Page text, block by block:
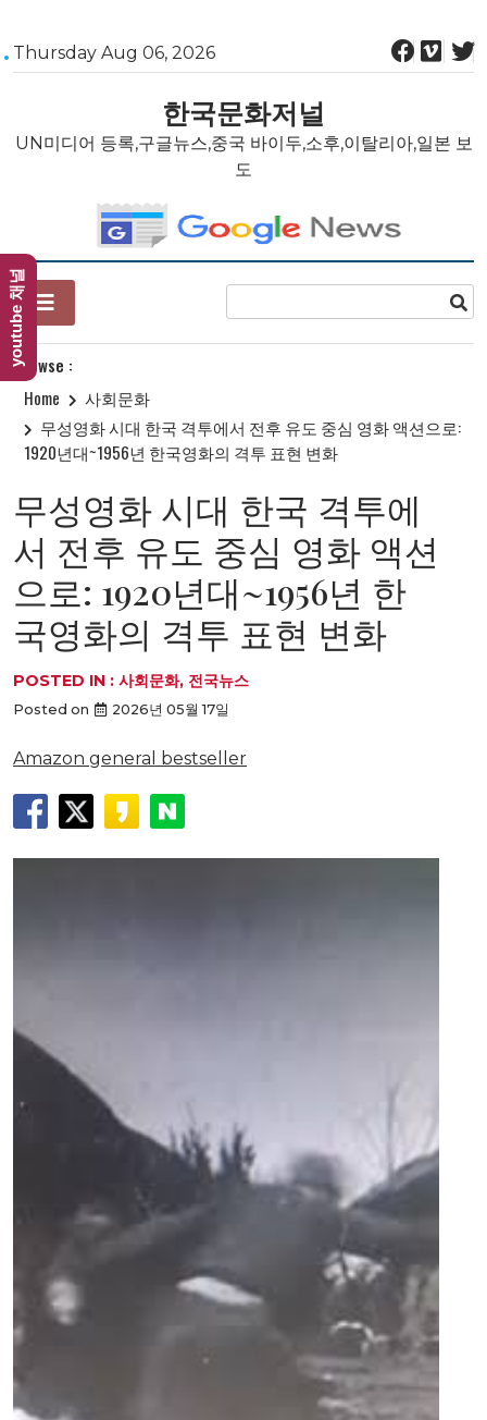
Skip
to
Thursday Aug 06, 2026
한국문화저널
UN미디어 등록,구글뉴스,중국 바이두,소후,이탈리아,일본 보
도
Browse :
Home
사회문화
무성영화 시대 한국 격투에서 전후 유도 중심 영화 액션으로:
1920년대~1956년 한국영화의 격투 표현 변화
무성영화 시대 한국 격투에
서 전후 유도 중심 영화 액션
으로: 1920년대~1956년 한
국영화의 격투 표현 변화
POSTED IN : 사회문화, 전국뉴스
Posted on 2026년 05월 17일
Amazon general bestseller
youtube 채널